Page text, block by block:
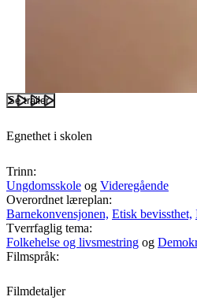
Se trailer
Egnethet i skolen
Trinn:
Ungdomsskole og Videregående
Overordnet læreplan:
Barnekonvensjonen, Etisk bevissthet,
Tverrfaglig tema:
Folkehelse og livsmestring og
Filmspråk:
Filmdetaljer